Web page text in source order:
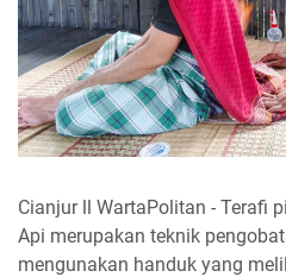
Cianjur ll WartaPolitan - Terafi
Api merupakan teknik
mengunakan handuk yang